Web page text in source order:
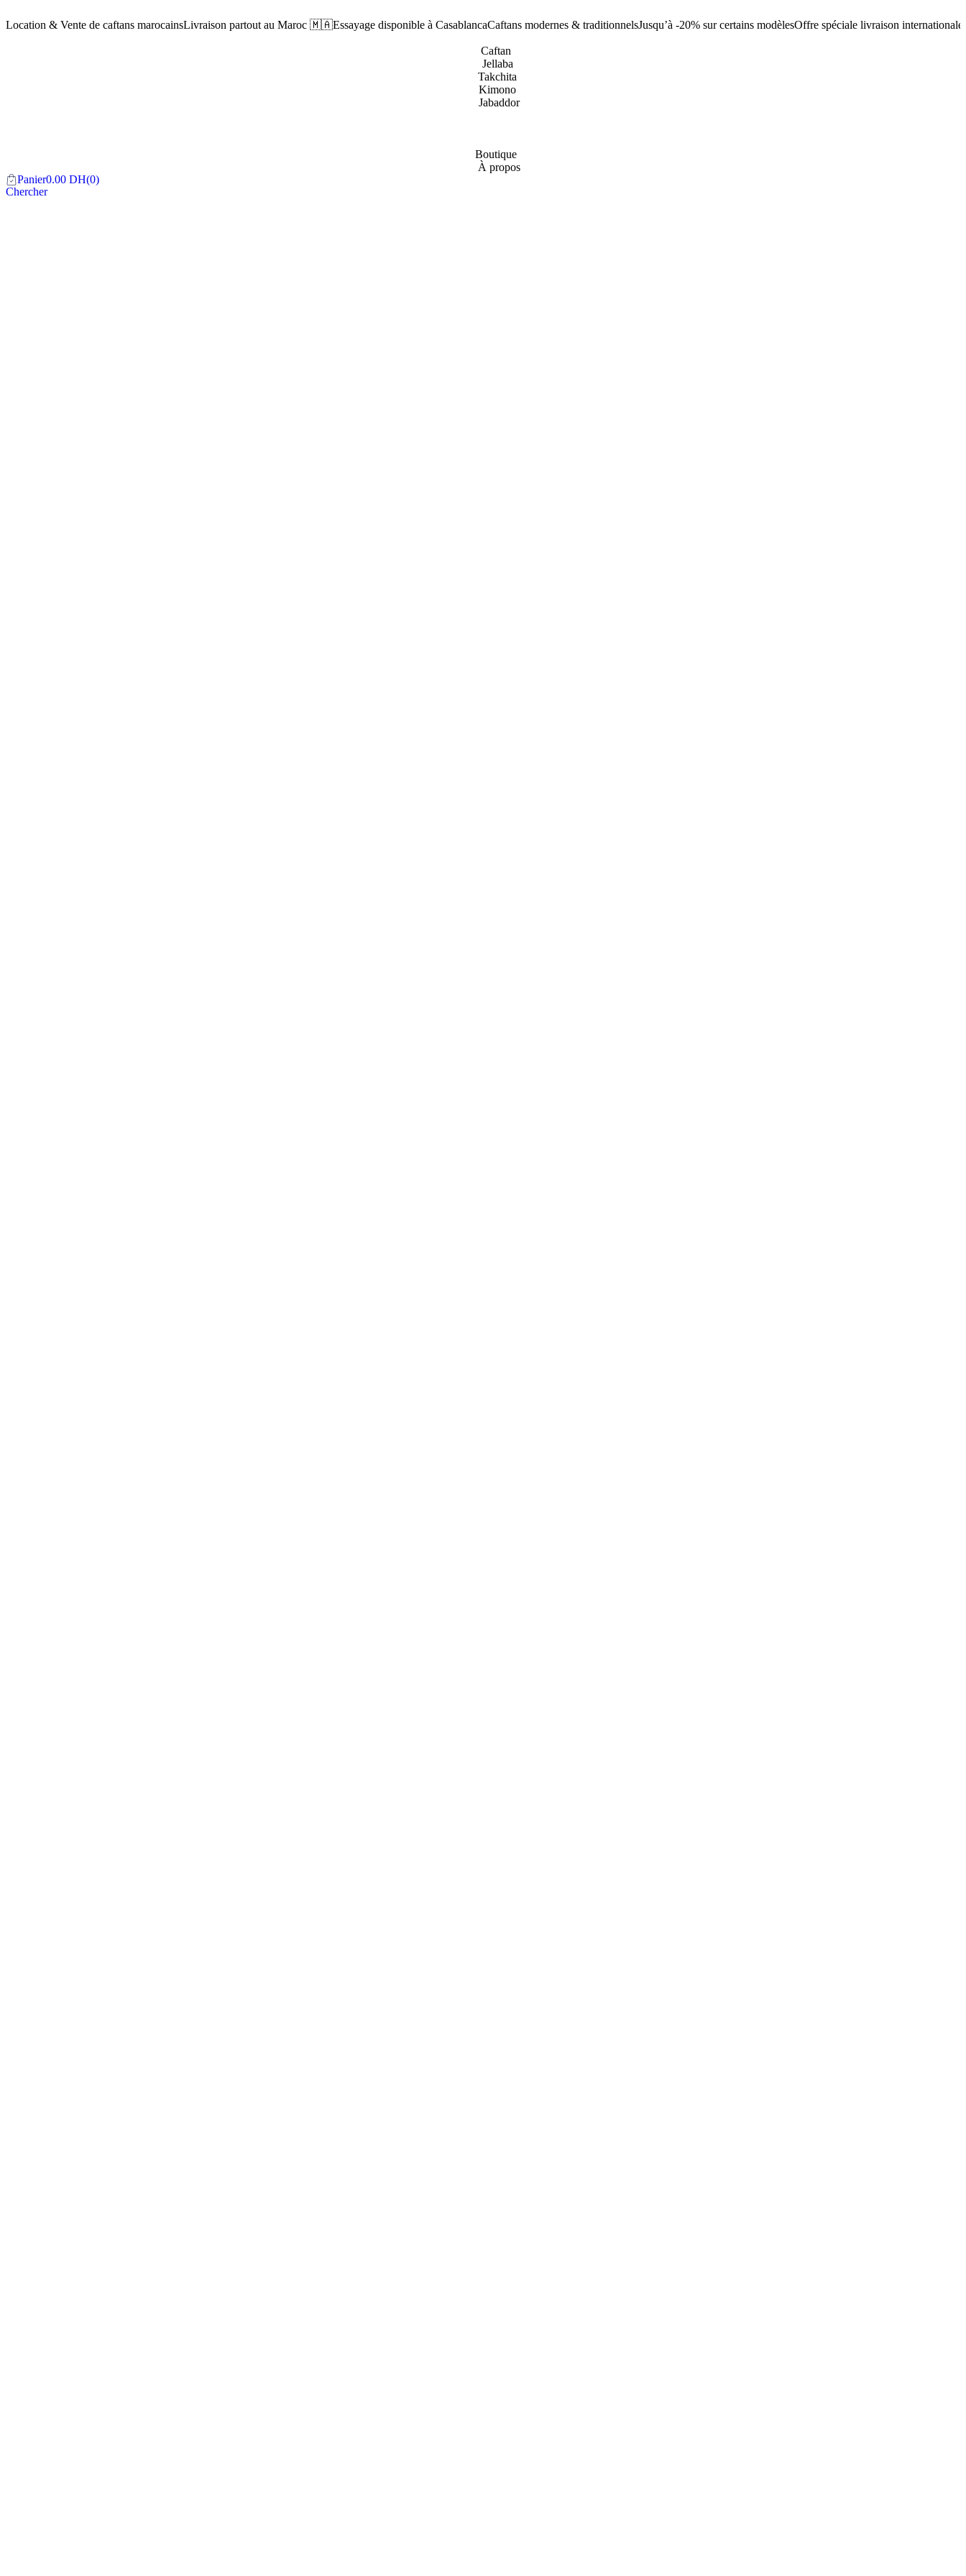
Location & Vente de caftans marocainsLivraison partout au Maroc 🇲🇦Essayage disponible à CasablancaCaftans modernes & traditionnelsJusqu’à -20% sur certains modèlesOffre spéciale livraison internationale
Caftan
Jellaba
Takchita
Kimono
Jabaddor
Boutique
À propos
Panier0.00 DH(0)
Chercher